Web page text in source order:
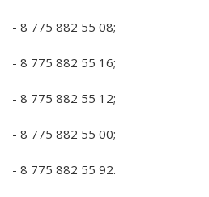
- 8 775 882 55 08;
- 8 775 882 55 16;
- 8 775 882 55 12;
- 8 775 882 55 00;
- 8 775 882 55 92.